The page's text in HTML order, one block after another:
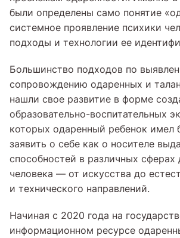
были определены само понятие
системное проявление психики
подходы и технологии ее
Большинство подходов по
сопровождению одаренных и
нашли свое развитие в форме
образовательно-воспитательных
которых одаренный ребенок имел
заявить о себе как о носителе
способностей в различных сферах
человека — от искусства до
и технического направлений.
Начиная с 2020 года на
информационном ресурсе